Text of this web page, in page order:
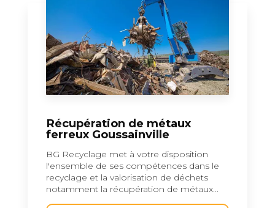
Récupération de métaux
ferreux Goussainville
BG Recyclage met à votre disposition
l'ensemble de ses compétences dans le
recyclage et la valorisation de déchets
notamment la récupération de métaux...